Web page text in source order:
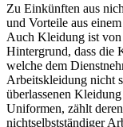
Zu Einkünften aus
und Vorteile aus
Auch Kleidung ist von
Hintergrund, dass die
welche dem
Arbeitskleidung nicht
überlassenen
Uniformen, zählt
nichtselbstständiger